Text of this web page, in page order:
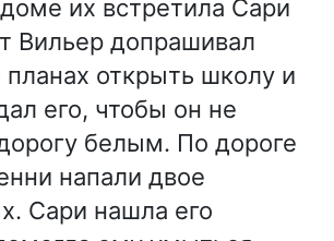
их встретила Сари
Вильер допрашивал
открыть школу и
его, чтобы он не
белым. По дороге
напали двое
Сари нашла его